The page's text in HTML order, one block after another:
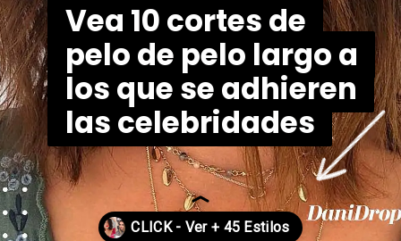
Vea 10 cortes de
pelo de pelo largo a
los que se adhieren
las celebridades
Vea 10 cortes de
pelo de pelo largo a
los que se adhieren
las celebridades